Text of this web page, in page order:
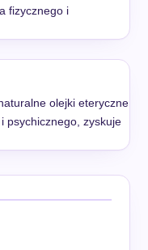
fizycznego i
olejki eteryczne
psychicznego, zyskuje